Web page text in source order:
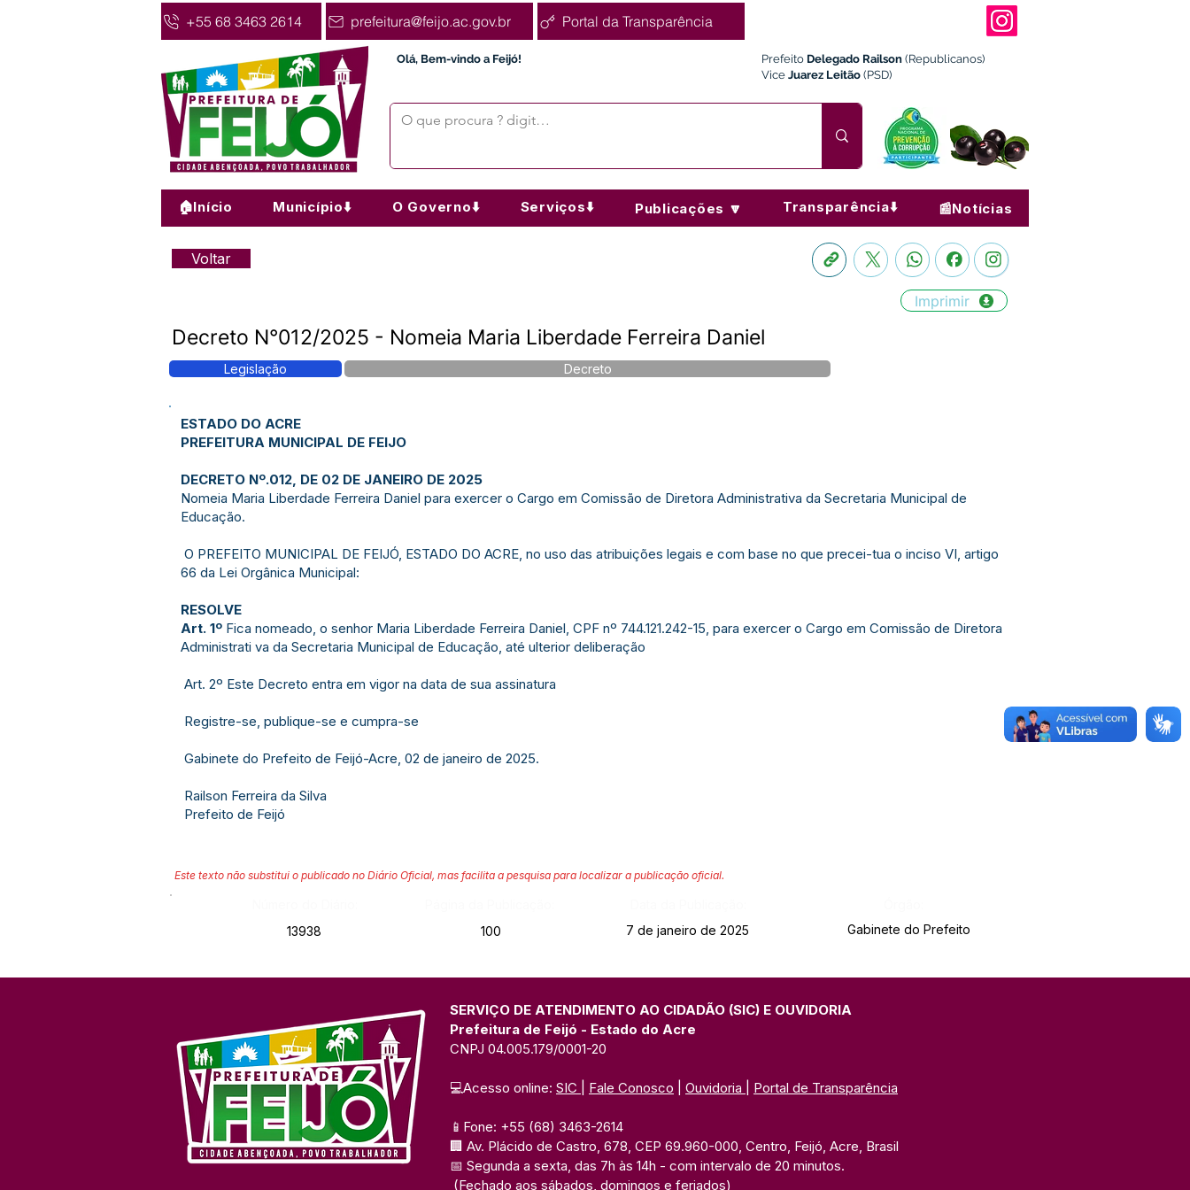
+55 68 3463 2614 prefeitura@feijo.ac.gov.br Portal da Transparência
Olá, Bem-vindo a Feijó! Prefeito Delegado Railson (Republicanos)
Vice Juarez Leitão (PSD)
🏠Início Município⬇️ O Governo⬇️ Serviços⬇️ Publicações 🔽 Transparência⬇️ 📰Notícias
Voltar
Imprimir
Decreto N°012/2025 - Nomeia Maria Liberdade Ferreira Daniel
Legislação Decreto
ESTADO DO ACRE
PREFEITURA MUNICIPAL DE FEIJO
DECRETO Nº.012, DE 02 DE JANEIRO DE 2025
Nomeia Maria Liberdade Ferreira Daniel para exercer o Cargo em Comissão de Diretora Administrativa da Secretaria Municipal de
Educação.
O PREFEITO MUNICIPAL DE FEIJÓ, ESTADO DO ACRE, no uso das atribuições legais e com base no que precei-tua o inciso VI, artigo
66 da Lei Orgânica Municipal:
RESOLVE
Art. 1º Fica nomeado, o senhor Maria Liberdade Ferreira Daniel, CPF nº 744.121.242-15, para exercer o Cargo em Comissão de Diretora
Administrati va da Secretaria Municipal de Educação, até ulterior deliberação
Art. 2º Este Decreto entra em vigor na data de sua assinatura
Registre-se, publique-se e cumpra-se
Gabinete do Prefeito de Feijó-Acre, 02 de janeiro de 2025.
Railson Ferreira da Silva
Prefeito de Feijó
Este texto não substitui o publicado no Diário Oficial, mas facilita a pesquisa para localizar a publicação oficial.
13938
100 7 de janeiro de 2025 Gabinete do Prefeito
SERVIÇO DE ATENDIMENTO AO CIDADÃO (SIC) E OUVIDORIA
Prefeitura de Feijó - Estado do Acre
CNPJ 04.005.179/0001-20
💻Acesso online: SIC Fale Conosco Ouvidoria Portal de Transparência
📱Fone: +55 (68) 3463-2614
🏢 Av. Plácido de Castro, 678, CEP 69.960-000, Centro, Feijó, Acre, Brasil
📅 Segunda a sexta, das 7h às 14h - com intervalo de 20 minutos.
(Fechado aos sábados, domingos e feriados)